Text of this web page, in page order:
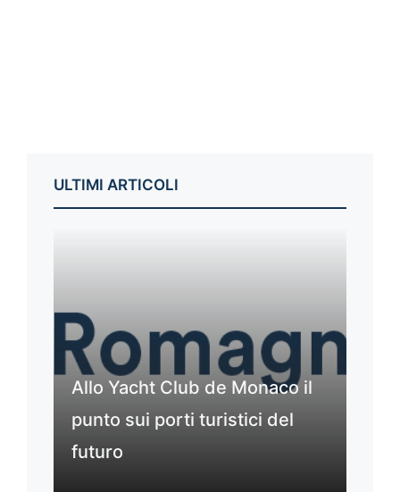
ULTIMI ARTICOLI
Allo Yacht Club de Monaco il
punto sui porti turistici del
futuro